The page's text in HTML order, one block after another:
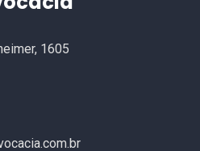
1605